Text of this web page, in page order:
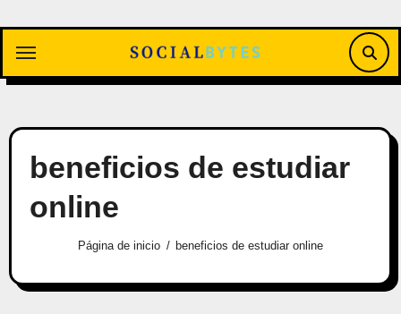
contenido
beneficios de estudiar
online
Página de inicio beneficios de estudiar online